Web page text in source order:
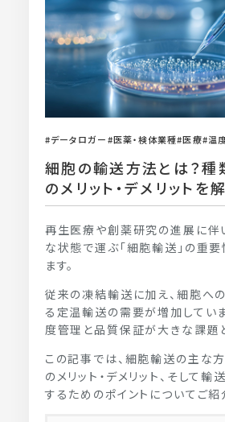
データロガー 医薬・検体業種 医療 温
細胞の輸送方法とは？種
のメリット・デメリットを
再生医療や創薬研究の進展に伴
な状態で運ぶ「細胞輸送」の重
ます。
従来の凍結輸送に加え、細胞へ
る定温輸送の需要が増加してい
度管理と品質保証が大きな課題
この記事では、細胞輸送の主な
のメリット・デメリット、そして
するためのポイントについてご紹